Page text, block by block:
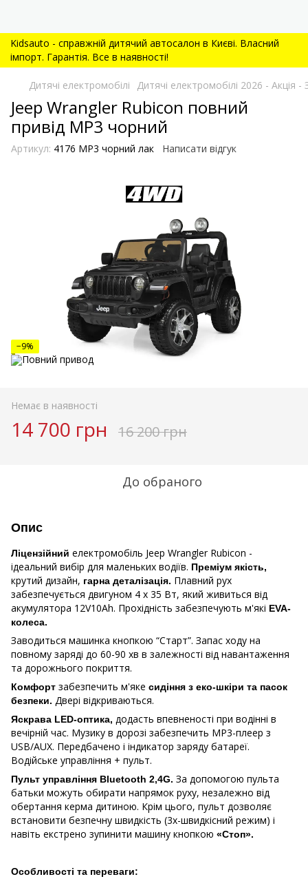
Kidsauto - справжній дитячий автосалон в Києві. Власний
імпорт. Гарантія. Все в наявності!
Дитячі електромобілі Дитячі електромобілі 2026 -
Jeep Wrangler Rubicon повний
привід MP3 чорний
Артикул: 4176 MP3 чорний лак Написати відгук
−9%
Немає в наявності
14 700 грн 16 200 грн
До обраного
Опис
Ліцензійний електромобіль Jeep Wrangler Rubicon -
ідеальний вибір для маленьких водіїв. Преміум якість,
крутий дизайн, гарна деталізація. Плавний рух
забезпечується двигуном 4 x 35 Вт, який живиться від
акумулятора 12V10Ah. Прохідність забезпечують м'які EVA-
колеса.
Заводиться машинка кнопкою “Старт”. Запас ходу на
повному заряді до 60-90 хв в залежності від навантаження
та дорожнього покриття.
Комфорт забезпечить м'яке сидіння з еко-шкіри та пасок
безпеки. Двері відкриваються.
Яскрава LED-оптика, додасть впевненості при водінні в
вечірній час. Музику в дорозі забезпечить MP3-плеер з
USB/AUX. Передбачено і індикатор заряду батареї.
Водійське управління + пульт.
Пульт управління Bluetooth 2,4G. За допомогою пульта
батьки можуть обирати напрямок руху, незалежно від
обертання керма дитиною. Крім цього, пульт дозволяє
встановити безпечну швидкість (3х-швидкісний режим) і
навіть екстрено зупинити машину кнопкою «Стоп».
Особливості та переваги: